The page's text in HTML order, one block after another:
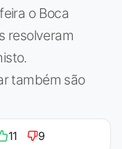
o Boca
resolveram
também são
11 9